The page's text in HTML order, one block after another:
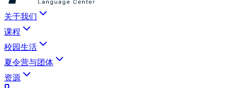
关于我们
课程
校园生活
夏令营与团体
资源